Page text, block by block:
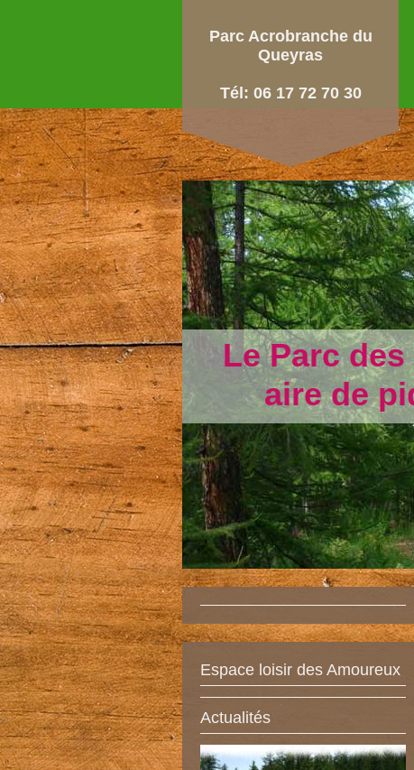
Parc Acrobranche du
Queyras
Tél: 06 17 72 70 30
Le Parc
aire de
Espace loisir des Amoureux
Actualités